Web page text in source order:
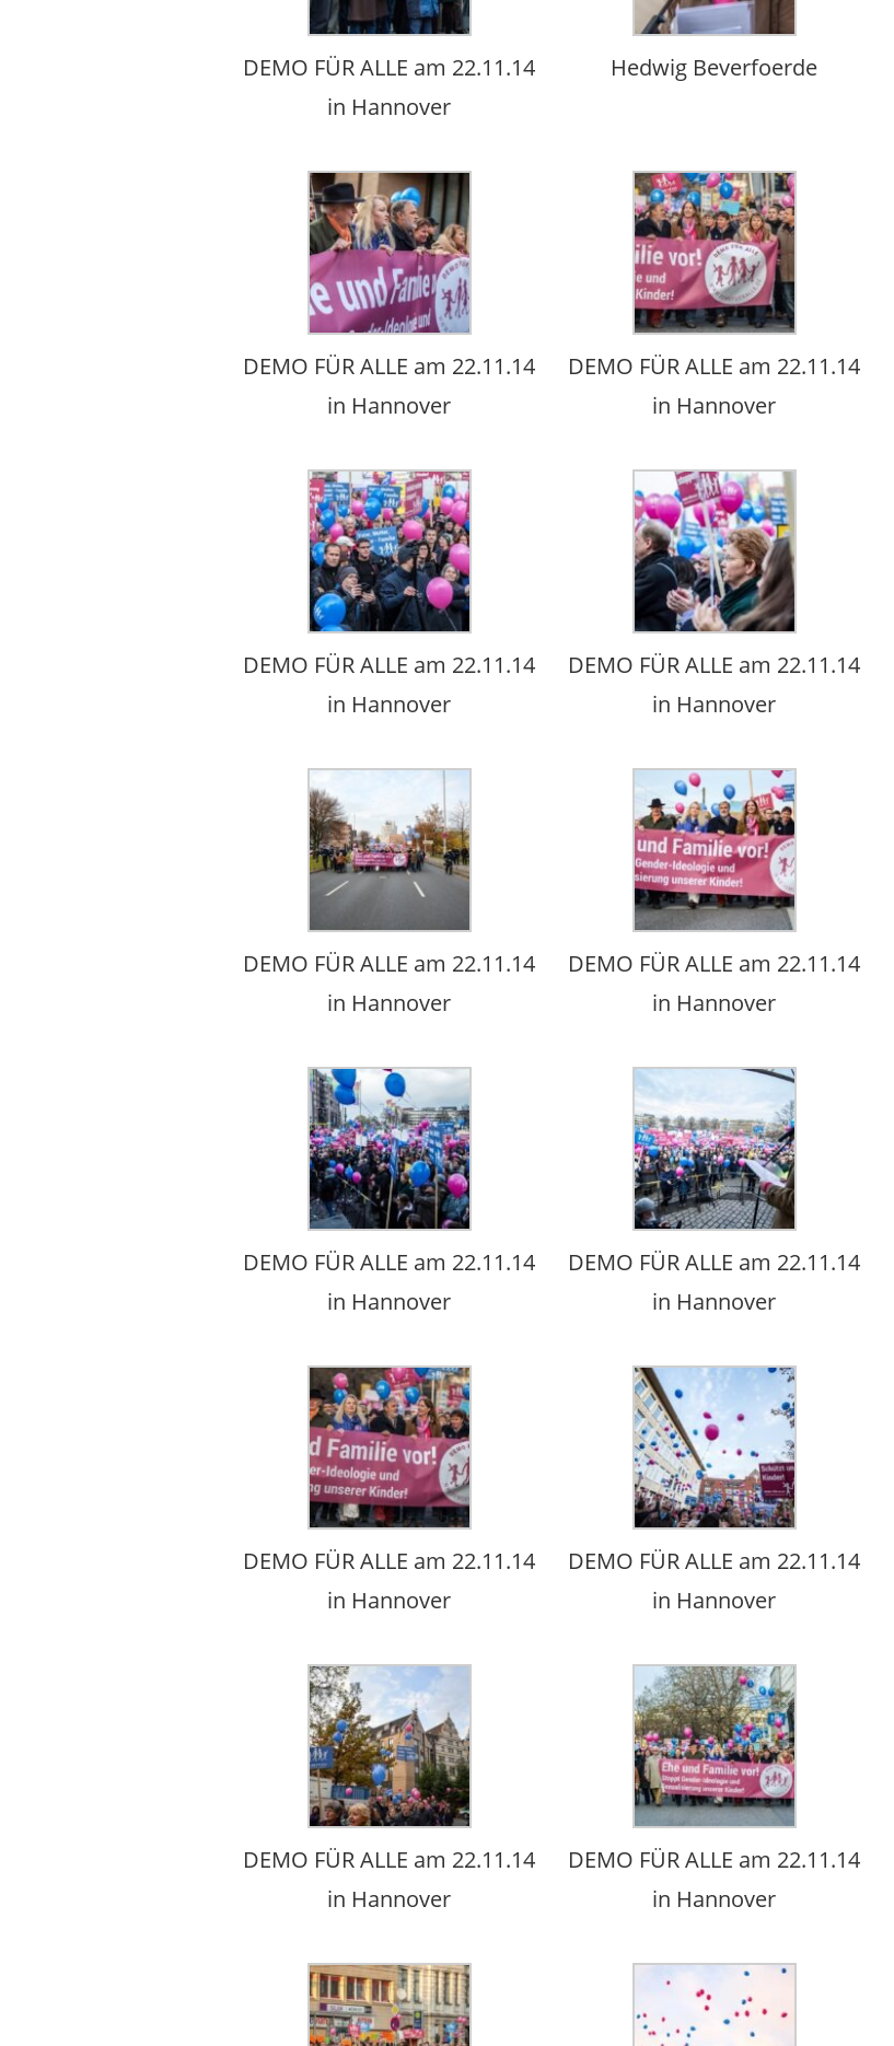
DEMO FÜR ALLE am 22.11.14
in Hannover
Hedwig Beverfoerde
DEMO FÜR ALLE am 22.11.14
in Hannover
DEMO FÜR ALLE am 22.11.14
in Hannover
DEMO FÜR ALLE am 22.11.14
in Hannover
DEMO FÜR ALLE am 22.11.14
in Hannover
DEMO FÜR ALLE am 22.11.14
in Hannover
DEMO FÜR ALLE am 22.11.14
in Hannover
DEMO FÜR ALLE am 22.11.14
in Hannover
DEMO FÜR ALLE am 22.11.14
in Hannover
DEMO FÜR ALLE am 22.11.14
in Hannover
DEMO FÜR ALLE am 22.11.14
in Hannover
DEMO FÜR ALLE am 22.11.14
in Hannover
DEMO FÜR ALLE am 22.11.14
in Hannover